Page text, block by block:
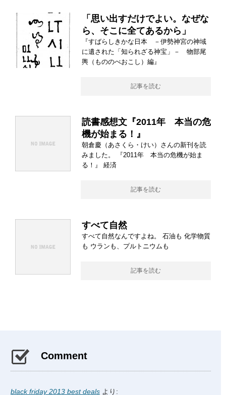
「思い出すだけでよい。なぜな
ら、そこに全てあるから」
『すばらしきかな日本 －伊勢神宮の神域
に遺された「知られざる神宝」－ 物部尾
輿（もののべおこし）編』
記事を読む
読書感想文『2011年 本当の危
機が始まる！』
朝倉慶（あさくら・けい）さんの新刊を読
みました。 『2011年 本当の危機が始ま
る！』 経済
記事を読む
すべて自然
すべて自然なんですよね。 石油も 化学物質
も ウランも、プルトニウムも
記事を読む
Comment
black friday 2013 best deals より: